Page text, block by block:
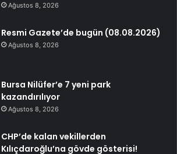
Ağustos 8, 2026
Resmi Gazete’de bugün (08.08.2026)
Ağustos 8, 2026
Bursa Nilüfer’e 7 yeni park
kazandırılıyor
Ağustos 8, 2026
CHP’de kalan vekillerden
Kılıçdaroğlu’na gövde gösterisi!